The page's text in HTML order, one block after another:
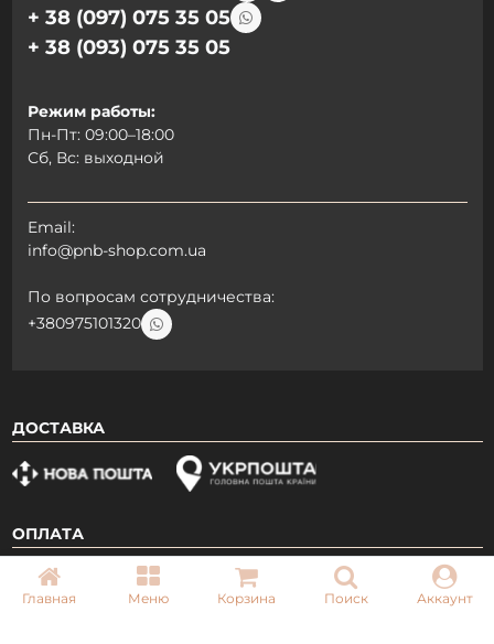
Главная Меню Корзина Поиск Аккаунт
ДОСТАВКА
ОПЛАТА
+ 38 (097) 075 35 05
+ 38 (093) 075 35 05
Режим работы:
Пн-Пт: 09:00–18:00
Сб, Вс: выходной
Email:
info@pnb-shop.com.ua
По вопросам сотрудничества:
+380975101320